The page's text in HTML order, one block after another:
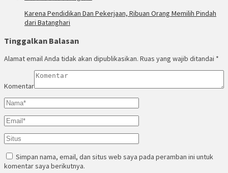
Karena Pendidikan Dan Pekerjaan, Ribuan Orang Memilih Pindah
dari Batanghari
Tinggalkan Balasan
Alamat email Anda tidak akan dipublikasikan. Ruas yang wajib ditandai *
Komentar
Simpan nama, email, dan situs web saya pada peramban ini untuk
komentar saya berikutnya.